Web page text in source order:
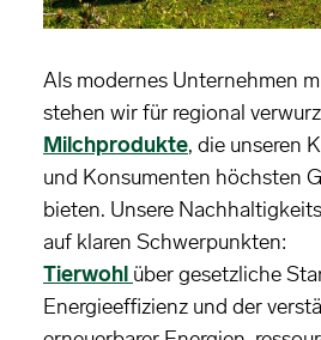
Als modernes Unternehmen
stehen wir für regional
Milchprodukte, die unseren
und Konsumenten höchsten
bieten. Unsere
auf klaren Schwerpunkten:
Tierwohl über gesetzliche
Energieeffizienz und der